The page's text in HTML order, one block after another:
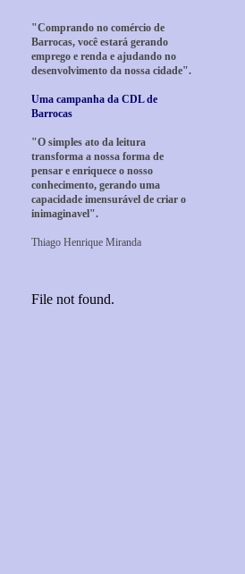
"Comprando no comércio de
Barrocas, você estará gerando
emprego e renda e ajudando no
desenvolvimento da nossa cidade".
Uma campanha da CDL de
Barrocas
"O simples ato da leitura
transforma a nossa forma de
pensar e enriquece o nosso
conhecimento, gerando uma
capacidade imensurável de criar o
inimaginavel".
Thiago Henrique Miranda